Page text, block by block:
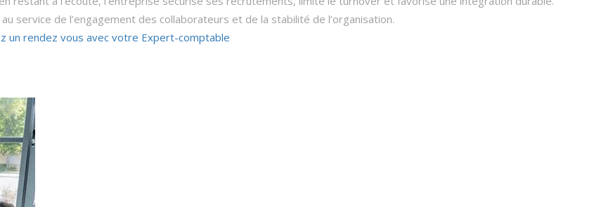
service de l’engagement des collaborateurs et de la stabilité de l’organisation.
un rendez vous avec votre Expert-comptable